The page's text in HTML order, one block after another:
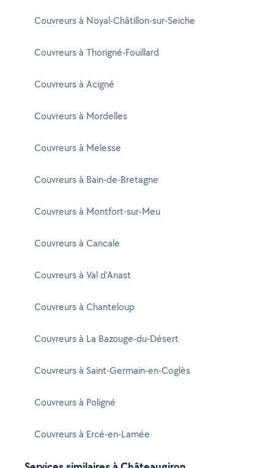
Couvreurs à Noyal-Châtillon-sur-Seiche
Couvreurs à Thorigné-Fouillard
Couvreurs à Acigné
Couvreurs à Mordelles
Couvreurs à Melesse
Couvreurs à Bain-de-Bretagne
Couvreurs à Montfort-sur-Meu
Couvreurs à Cancale
Couvreurs à Val d'Anast
Couvreurs à Chanteloup
Couvreurs à La Bazouge-du-Désert
Couvreurs à Saint-Germain-en-Coglès
Couvreurs à Poligné
Couvreurs à Ercé-en-Lamée